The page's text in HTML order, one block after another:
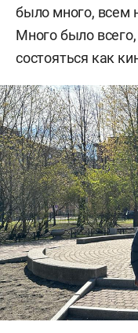
было много, всем
Много было
состояться как